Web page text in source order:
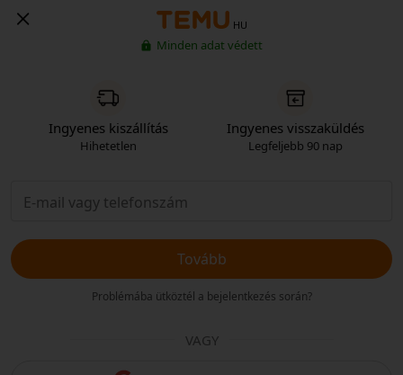
HU
Minden adat védett
Ingyenes kiszállítás
Hihetetlen
Ingyenes visszaküldés
Legfeljebb 90 nap
Tovább
Problémába ütköztél a bejelentkezés során?
VAGY